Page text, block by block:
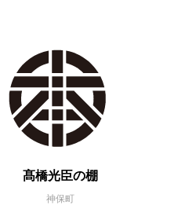
髙橋光臣の棚
神保町